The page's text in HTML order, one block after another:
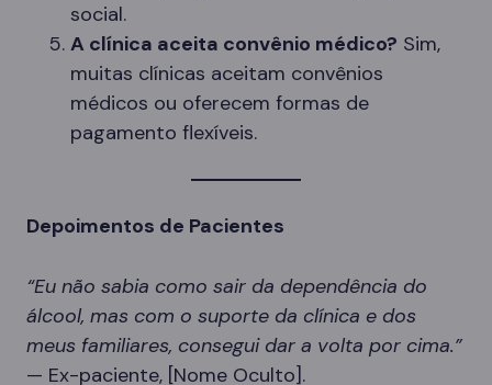
social.
A clínica aceita convênio médico? Sim,
muitas clínicas aceitam convênios
médicos ou oferecem formas de
pagamento flexíveis.
Depoimentos de Pacientes
“Eu não sabia como sair da dependência do
álcool, mas com o suporte da clínica e dos
meus familiares, consegui dar a volta por cima.”
— Ex-paciente, [Nome Oculto].